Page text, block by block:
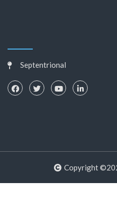
Septentrional
Copyright